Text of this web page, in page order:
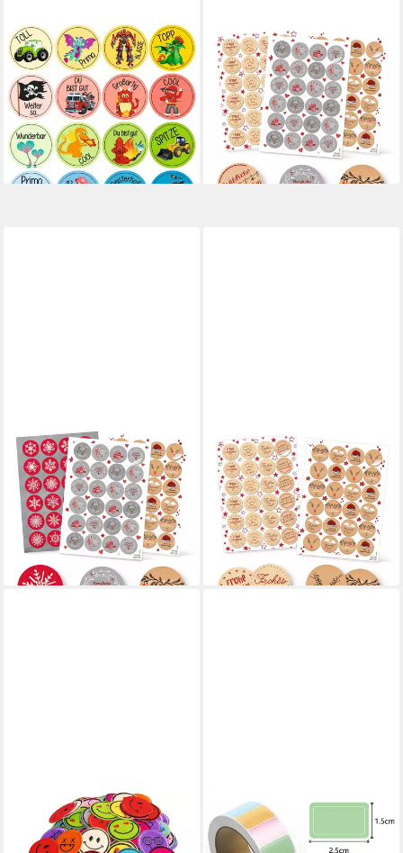
URSUS
Aufkleber Motivation, 96
Stück, selbstklebend
ab 3,40 €
lieferbar - in 3-4 Werktagen bei dir
LOGBUCH-VERLAG
Aufkleber SET 6 x 24
Weihnachtsaufkleber
Geschenkaufkleber
weihnachtlich Sticker
5,70 €
lieferbar - in 3-4 Werktagen bei dir
LOGBUCH-VERLAG
Aufkleber SET 6 x 24
Weihnachtsaufkleber
Geschenkaufkleber
weihnachtlich Sticker
5,70 €
lieferbar - in 3-4 Werktagen bei dir
LOGBUCH-VERLAG
Aufkleber
Weihnachtsaufkleber Set - 4 x
24 Sticker in Kraftpapier-
Optik natur
6,70 €
lieferbar - in 3-4 Werktagen bei dir
VBS XXL
Aufkleber Emoticon, 120
Stück
WARE AUS ALLER WELT
Aufkleber 800 bunte
Aufkleber 4 Farben ideal zum